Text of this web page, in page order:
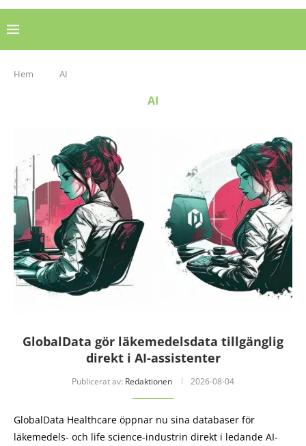
Hem AI
AI
GlobalData gör läkemedelsdata tillgänglig
direkt i AI-assistenter
Publicerat av: Redaktionen 2026-08-04
GlobalData Healthcare öppnar nu sina databaser för
läkemedels- och life science-industrin direkt i ledande AI-